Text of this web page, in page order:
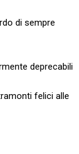
di sempre
deprecabili
felici alle